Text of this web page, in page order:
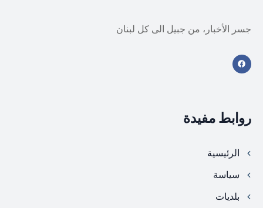
جسر الأخبار، من جبيل الى كل لبنان
روابط مفيدة
الرئيسية
سياسة
بلديات